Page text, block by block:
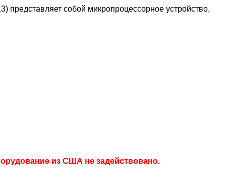
представляет собой микропроцессорное устройство,
из США не задействовано.